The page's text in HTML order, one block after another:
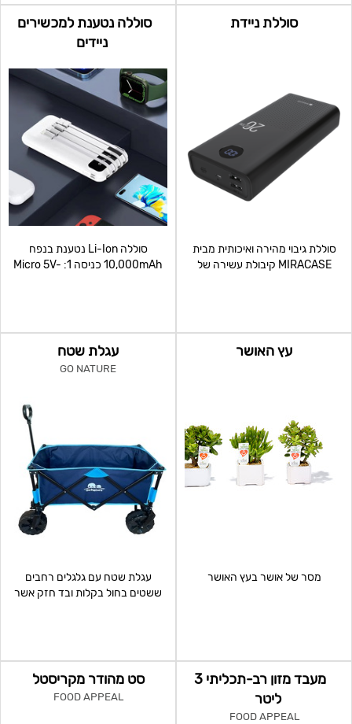
סוללת ניידת
סוללת גיבוי מהירה ואיכותית מבית
MIRACASE קיבולת עשירה של
סוללה נטענת למכשירים
ניידים
סוללה Li-Ion נטענת בנפח
10,000mAh כניסה 1: Micro 5V-
עץ האושר
מסר של אושר בעץ האושר
עגלת שטח
GO NATURE
עגלת שטח עם גלגלים רחבים
ששטים בחול בקלות ובד חזק אשר
מעבד מזון רב-תכליתי 3
ליטר
FOOD APPEAL
סט מהודר מקריסטל
FOOD APPEAL